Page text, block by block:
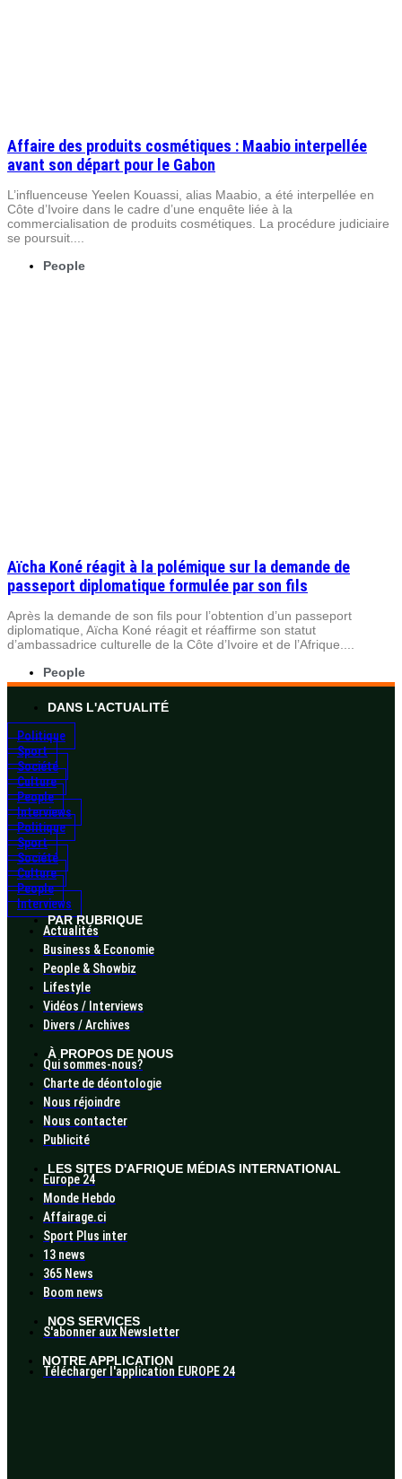
Affaire des produits cosmétiques : Maabio interpellée
avant son départ pour le Gabon
L’influenceuse Yeelen Kouassi, alias Maabio, a été interpellée en
Côte d’Ivoire dans le cadre d’une enquête liée à la
commercialisation de produits cosmétiques. La procédure judiciaire
se poursuit....
People
Aïcha Koné réagit à la polémique sur la demande de
passeport diplomatique formulée par son fils
Après la demande de son fils pour l’obtention d’un passeport
diplomatique, Aïcha Koné réagit et réaffirme son statut
d’ambassadrice culturelle de la Côte d’Ivoire et de l’Afrique....
People
DANS L'ACTUALITÉ
Politique
Sport
Société
Culture
People
Interviews
Politique
Sport
Société
Culture
People
Interviews
PAR RUBRIQUE
Actualités
Business & Economie
People & Showbiz
Lifestyle
Vidéos / Interviews
Divers / Archives
À PROPOS DE NOUS
Qui sommes-nous?
Charte de déontologie
Nous réjoindre
Nous contacter
Publicité
LES SITES D'AFRIQUE MÉDIAS INTERNATIONAL
Europe 24
Monde Hebdo
Affairage.ci
Sport Plus inter
13 news
365 News
Boom news
NOS SERVICES
S'abonner aux Newsletter
NOTRE APPLICATION
Télécharger l'application EUROPE 24